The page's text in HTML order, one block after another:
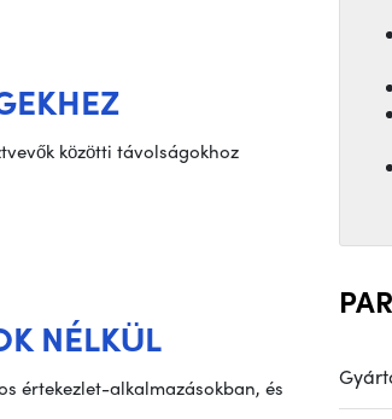
közötti távolságokhoz
NÉLKÜL
értekezlet-alkalmazásokban, és